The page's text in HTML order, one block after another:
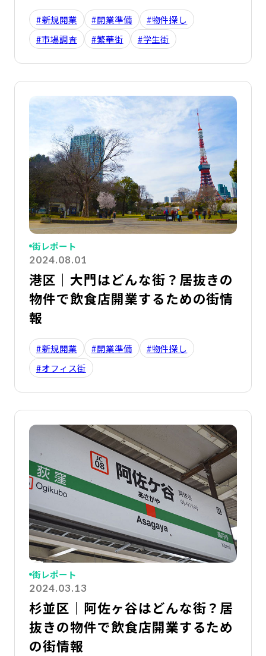
#新規開業 #開業準備
#物件探し
#市場調査
#繁華街 #学生街
2024.08.01
街レポート
港区｜大門はどんな街？居抜きの
物件で飲食店開業するための街情
報
#新規開業 #開業準備
#物件探し
#オフィス街
2024.03.13
街レポート
杉並区｜阿佐ヶ谷はどんな街？居
抜きの物件で飲食店開業するため
の街情報